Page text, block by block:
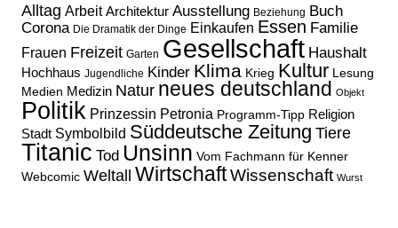
Alltag Arbeit Architektur Ausstellung Beziehung Buch
Corona Die Dramatik der Dinge Einkaufen Essen Familie
Frauen Freizeit Garten Gesellschaft Haushalt
Hochhaus Jugendliche Kinder Klima Krieg Kultur Lesung
Medien Medizin Natur neues deutschland Objekt
Politik Prinzessin Petronia Programm-Tipp Religion
Stadt Symbolbild Süddeutsche Zeitung Tiere
Titanic Tod Unsinn Vom Fachmann für Kenner
Webcomic Weltall WirtschaftWissenschaft Wurst